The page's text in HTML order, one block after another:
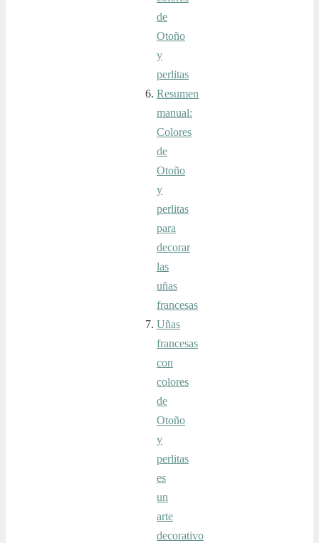
de
Otoño
y
perlitas
Resumen
manual:
Colores
de
Otoño
y
perlitas
para
decorar
las
uñas
francesas
Uñas
francesas
con
colores
de
Otoño
y
perlitas
es
un
arte
decorativo